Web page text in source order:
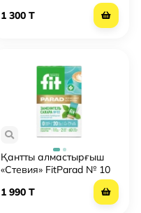
1 300 T
Қантты алмастырғыш
«Стевия» FitParad № 10
1 990 T